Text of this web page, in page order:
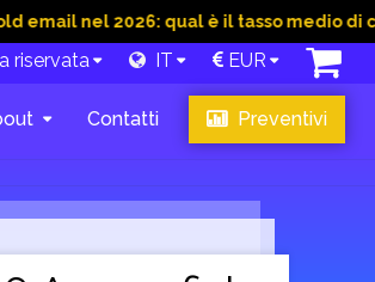
nel 2026: qual è il tasso medio di
riservata IT EUR
Contatti Preventivi